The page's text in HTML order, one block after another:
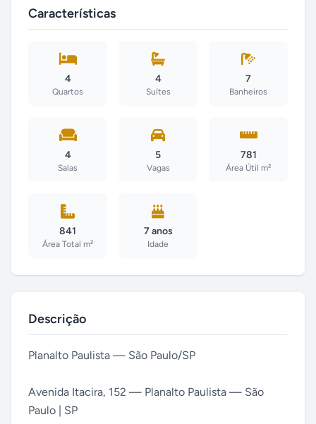
Características
4
Quartos
4
Suítes
7
Banheiros
4
Salas
5
Vagas
781
Área Útil m²
841
Área Total m²
7 anos
Idade
Descrição
Planalto Paulista — São Paulo/SP
Avenida Itacira, 152 — Planalto Paulista — São
Paulo | SP